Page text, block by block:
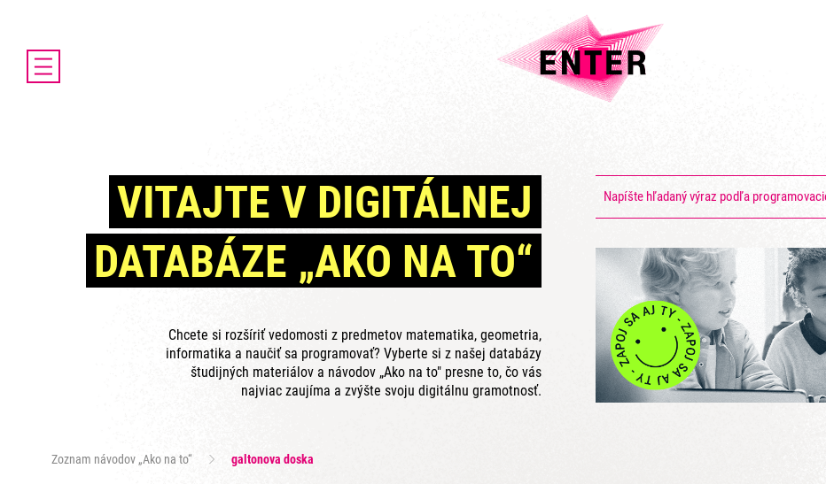
ENTER PROGRAMIÁDA
VIDEOKURZY
VIDEÁ YOUTUBEROV
VAŠE NÁPADY
VITAJTE V DIGITÁLNEJ
DATABÁZE „AKO NA TO“
Chcete si rozšíriť vedomosti z predmetov matematika, geometria,
informatika a naučiť sa programovať? Vyberte si z našej databázy
študijných materiálov a návodov „Ako na to" presne to, čo vás
najviac zaujíma a zvýšte svoju digitálnu gramotnosť.
Zoznam návodov „Ako na to“ galtonova doska